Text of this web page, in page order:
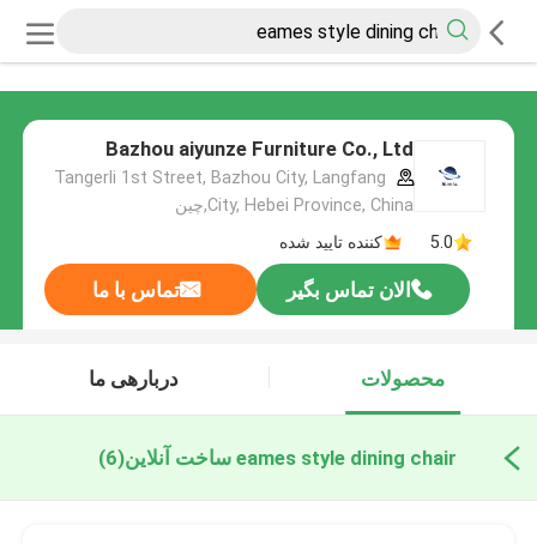
Bazhou aiyunze Furniture Co., Ltd
Tangerli 1st Street, Bazhou City, Langfang
City, Hebei Province, China,چین
5.0
کننده تایید شده
الان تماس بگیر تماس با ما
محصولات دربارهی ما
eames style dining chair ساخت آنلاین (6)